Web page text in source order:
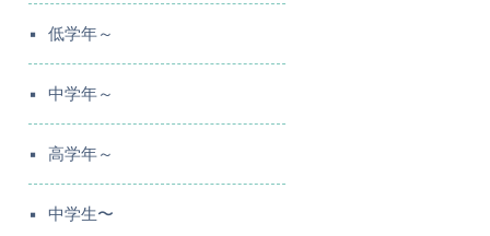
低学年～
中学年～
高学年～
中学生〜